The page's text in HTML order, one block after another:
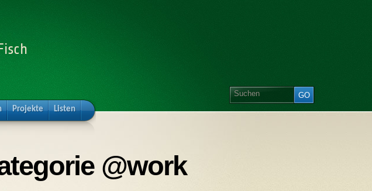
Projekte Listen
@work